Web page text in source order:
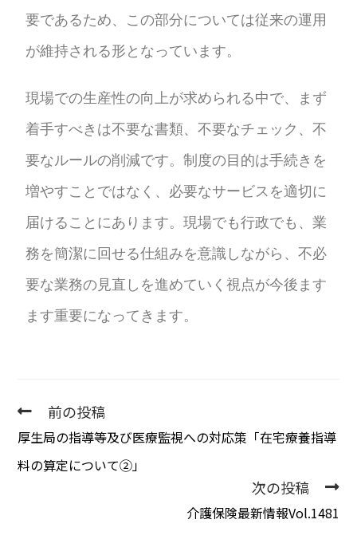
要であるため、この部分については従来の運用
が維持される形となっています。
現場での生産性の向上が求められる中で、まず
着手すべきは不要な書類、不要なチェック、不
要なルールの削減です。制度の目的は手続きを
増やすことではなく、必要なサービスを適切に
届けることにあります。現場でも行政でも、業
務を簡潔に回せる仕組みを意識しながら、不必
要な業務の見直しを進めていく視点が今後ます
ます重要になってきます。
前の投稿
厚生局の指導等及び医療監視への対応策「在宅療養指導
料の算定について②」
次の投稿
介護保険最新情報Vol.1481